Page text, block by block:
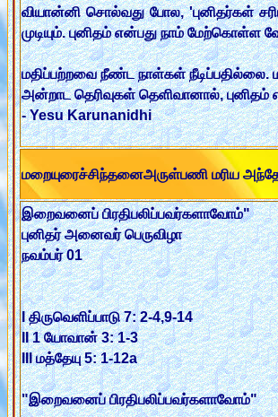
வியான்னி சொல்வது போல, 'புனிதர்கள்
முடியும். புனிதம் என்பது நாம்
மதிப்பற்றவை நீண்ட நாள்கள் நீடிப்பதில்லை.
அன்றாட தெரிவுகள் தெளிவானால்,
- Yesu Karunanidhi
மறையுரைச்சிந்தனைஅருள்பணி மரிய
இறைவனைப் பிரதிபலிப்பவர்களாவோம்"
புனிதர் அனைவர் பெருவிழா
நவம்பர் 01
I திருவெளிப்பாடு 7: 2-4,9-14
II 1 யோவான் 3: 1-3
III மத்தேயு 5: 1-12a
"இறைவனைப் பிரதிபலிப்பவர்களாவோம்"